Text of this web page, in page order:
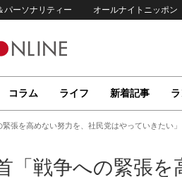
パーソナリティー オールナイトニッポン
コラム ライフ 新着記事
張を高めない努力を、社民党はやっていきたい」
「戦争への緊張を